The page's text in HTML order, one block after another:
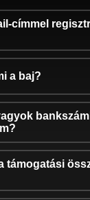
címmel
a baj?
támogatási